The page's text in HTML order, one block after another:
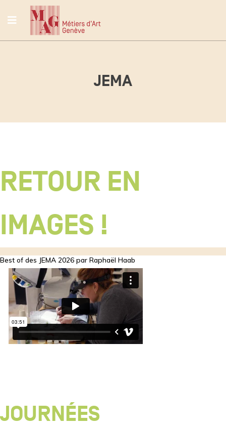
JEMA
RETOUR EN
IMAGES !
Best of des JEMA 2026 par Raphaël Haab
JOURNÉES